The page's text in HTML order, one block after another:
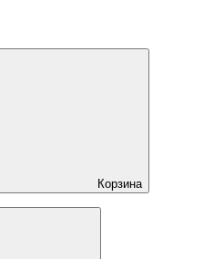
Корзина